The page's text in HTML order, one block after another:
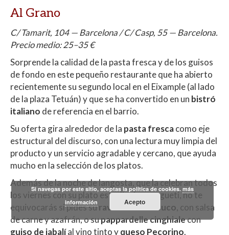
Al Grano
C/ Tamarit, 104 — Barcelona / C/ Casp, 55 — Barcelona.
Precio medio: 25–35 €
Sorprende la calidad de la pasta fresca y de los guisos
de fondo en este pequeño restaurante que ha abierto
recientemente su segundo local en el Eixample (al lado
de la plaza Tetuán) y que se ha convertido en un bistró
italiano de referencia en el barrio.
Su oferta gira alrededor de la pasta frescacomo eje
estructural del discurso, con una lectura muy limpia del
producto y un servicio agradable y cercano, que ayuda
mucho en la selección de los platos.
Además de la noche de langosta, que la celebran todos
los viernes con su plato estrella de espagueti, no te
equivocarás si pides suravioli de ossobuco, con salsa
de carne y azafrán, o supappardelle cinghialecon
guiso de jabalíal vino tinto yqueso Pecorino.
Si navegas por este sitio, aceptas la política de cookies.más
información
Acepto